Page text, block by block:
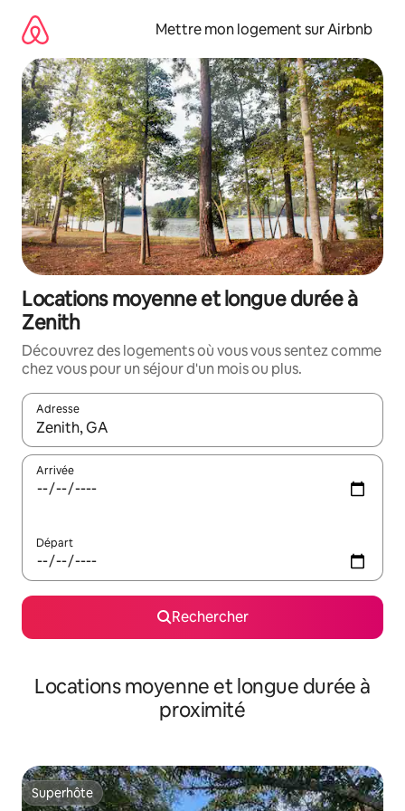
directement
contenu
Mettre mon logement sur Airbnb
Locations moyenne et longue durée à
Zenith
Découvrez des logements où vous vous sentez comme
chez vous pour un séjour d'un mois ou plus.
Adresse
Lorsque les résultats s'affichent, utilisez les flèches vers le
Arrivée
Départ
Rechercher
Locations moyenne et longue durée à
proximité
Superhôte
Superhôte